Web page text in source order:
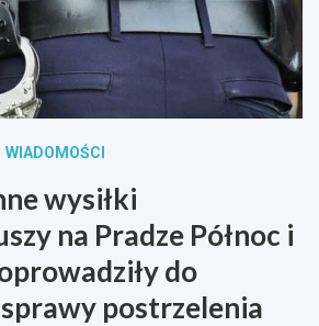
WIADOMOŚCI
wysiłki
na Pradze Północ i
do
postrzelenia